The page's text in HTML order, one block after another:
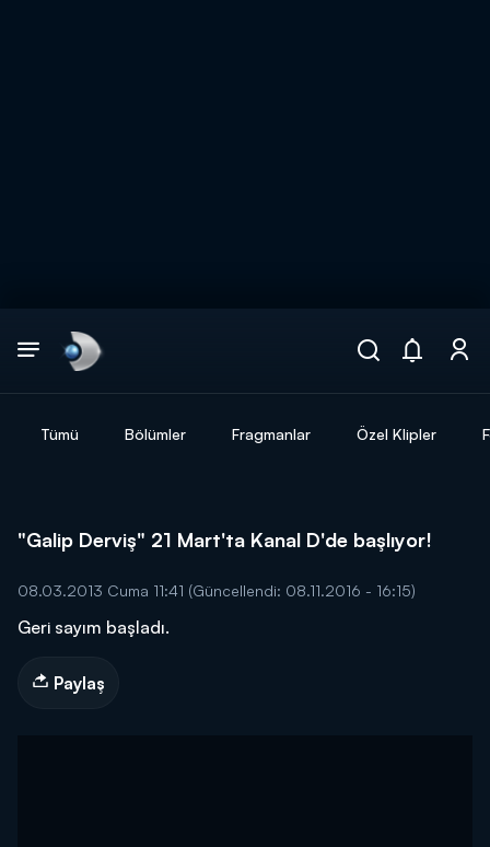
Tümü Bölümler Fragmanlar Özel Klipler
"Galip Derviş" 21 Mart'ta Kanal D'de başlıyor!
08.03.2013 Cuma 11:41 (Güncellendi: 08.11.2016 - 16:15)
Geri sayım başladı.
Paylaş